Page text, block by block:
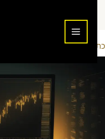
כתיבת תגובה